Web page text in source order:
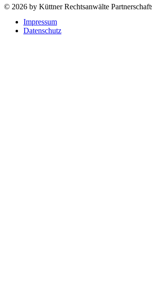
© 2026 by Küttner Rechtsanwälte
Impressum
Datenschutz